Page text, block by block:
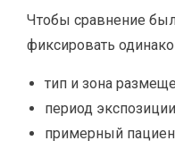
Чтобы сравнение
фиксировать
тип и зона
период
примерный